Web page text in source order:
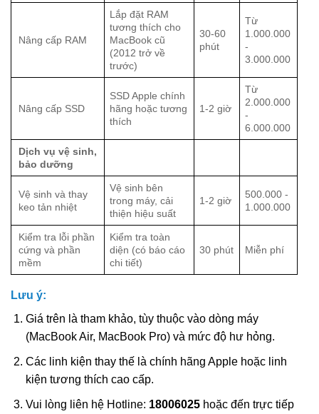
Nâng cấp RAM
Lắp đặt RAM
tương thích cho
MacBook cũ
(2012 trở về
trước)
30-60
phút
Từ
1.000.000
-
3.000.000
Nâng cấp SSD
SSD Apple chính
hãng hoặc tương
thích
1-2 giờ
Từ
2.000.000
-
6.000.000
Dịch vụ vệ sinh,
bảo dưỡng
Vệ sinh và thay
keo tản nhiệt
Vệ sinh bên
trong máy, cải
thiện hiệu suất
1-2 giờ
500.000 -
1.000.000
Kiểm tra lỗi phần
cứng và phần
mềm
Kiểm tra toàn
diện (có báo cáo
chi tiết)
30 phút Miễn phí
Lưu ý:
Giá trên là tham khảo, tùy thuộc vào dòng máy
(MacBook Air, MacBook Pro) và mức độ hư hỏng.
Các linh kiện thay thế là chính hãng Apple hoặc linh
kiện tương thích cao cấp.
Vui lòng liên hệ Hotline: 18006025hoặc đến trực tiếp